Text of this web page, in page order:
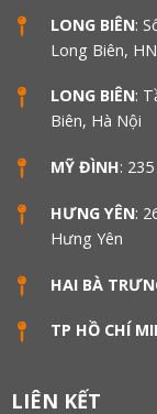
LONG BIÊN:
Long Biên, HN
LONG BIÊN:
Biên, Hà Nội
MỸ ĐÌNH:
HƯNG YÊN:
Hưng Yên
HAI BÀ
TP HỒ CHÍ
LIÊN KẾT